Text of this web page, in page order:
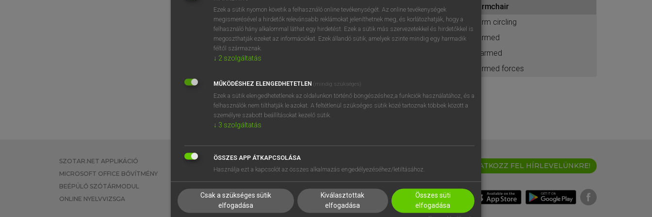
BELÉPÉS
próbaverziójának elindításához
regisztrálok ésbelépek.
REGISZTRÁCIÓ
armchair
arm circling
armed
-armed
armed forces
SZOTAR.NET APPLIKÁCIÓ
MICROSOFT OFFICE BŐVÍTMÉNY
BEÉPÜLŐ SZÓTÁRMODUL
ONLINE NYELVVIZSGA
EGYÉNI FELHASZNÁLÓKNAK
TANULÓKNAK
VÁLLALATI MEGOLDÁSOK
SÚGÓ
RÓLUNK
SÜTI BEÁLLÍTÁSOK
IRATKOZZ FEL HÍRLEVELÜNKRE!
Ezek a sütik nyomon követik a felhasználó online tevékenységét. Az online tevékenységek
megismerésével a hirdetők relevánsabb reklámokat jeleníthetnek meg, és korlátozhatják, hogy a
felhasználó hány alkalommal láthat egy hirdetést. Ezek a sütik más szervezetekkel és hirdetőkkel is
megoszthatják ezeket az információkat. Ezek állandó sütik, amelyek szinte mindig egy harmadik
féltől származnak.
↓ 2 szolgáltatás
MŰKÖDÉSHEZ ELENGEDHETETLEN (mindig szükséges)
Ezek a sütik elengedhetetlenek az oldalunkon történő böngészéshez,a funkciók használatához, és a
felhasználók nem tilthatják le azokat. A feltétlenül szükséges sütik közé tartoznak többek között a
személyre szabott beállításokat kezelő sütik.
↓ 3 szolgáltatás
ÖSSZES APP ÁTKAPCSOLÁSA
Használja ezt a kapcsolót az összes alkalmazás engedélyezéséhez/letiltásához.
Csak a szükséges sütik
elfogadása
Kiválasztottak
elfogadása
Összes süti
elfogadása